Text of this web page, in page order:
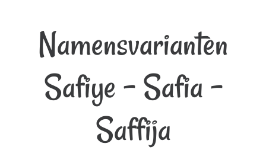
Namensvarianten
Safiye - Safia -
Saffija